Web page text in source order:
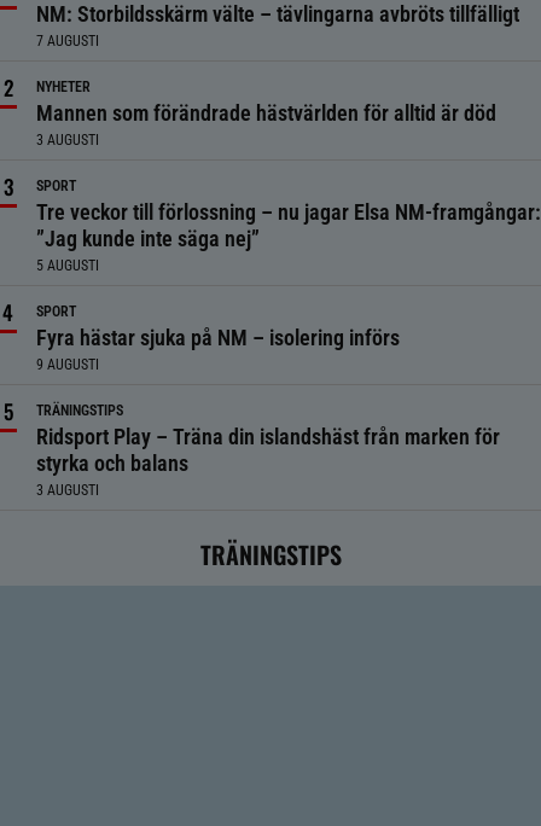
NM: Storbildsskärm välte – tävlingarna avbröts tillfälligt
7 AUGUSTI
NYHETER
Mannen som förändrade hästvärlden för alltid är död
3 AUGUSTI
SPORT
Tre veckor till förlossning – nu jagar Elsa NM-framgångar:
”Jag kunde inte säga nej”
5 AUGUSTI
SPORT
Fyra hästar sjuka på NM – isolering införs
9 AUGUSTI
TRÄNINGSTIPS
Ridsport Play – Träna din islandshäst från marken för
styrka och balans
3 AUGUSTI
TRÄNINGSTIPS